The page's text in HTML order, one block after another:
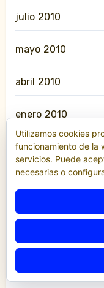
julio 2010
mayo 2010
abril 2010
enero 2010
junio 2009
marzo 2009
enero 2009
noviembre 2008
Utilizamos cookies
funcionamiento de la
servicios. Puede
necesarias o